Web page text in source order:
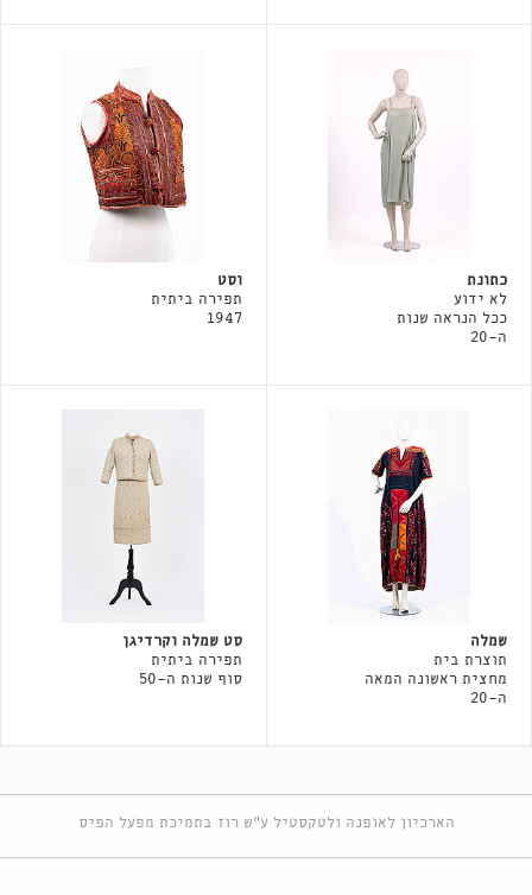
כתונת
לא ידוע
ככל הנראה שנות
ה-20
וסט
תפירה ביתית
1947
שמלה
תוצרת בית
מחצית ראשונה המאה
ה-20
סט שמלה וקרדיגן
תפירה ביתית
סוף שנות ה-50
הארכיון לאופנה ולטקסטיל ע"ש רוז בתמיכת מפעל הפיס